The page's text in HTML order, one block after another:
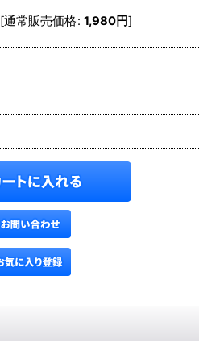
[通常販売価格: 1,980円]